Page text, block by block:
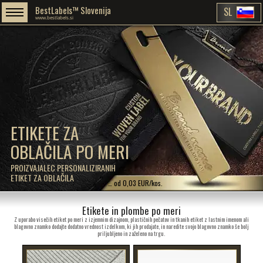
ETIKETE ZA
OBLAČILA PO MERI
PROIZVAJALEC PERSONALIZIRANIH
ETIKET ZA OBLAČILA
BestLabels™ Slovenija
www.bestlabels.si SL
… od 0,03 EUR/kos.
Etikete in plombe po meri
Z uporabo visečih etiket po meri z izjemnim dizajnom, plastičnih pečatov in tkanih etiket z lastnim imenom ali
blagovno znamko dodajte dodatno vrednost izdelkom, ki jih prodajate, in naredite svojo blagovno znamko še bolj
priljubljeno in zaželeno na trgu.